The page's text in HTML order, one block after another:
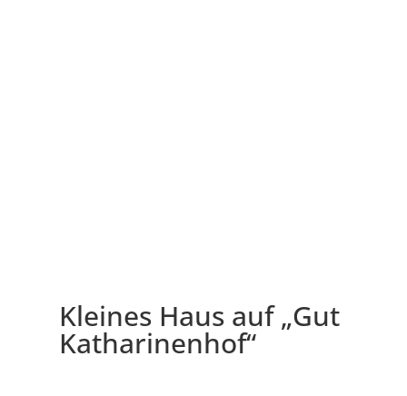
Kleines Haus auf „Gut
Katharinenhof“